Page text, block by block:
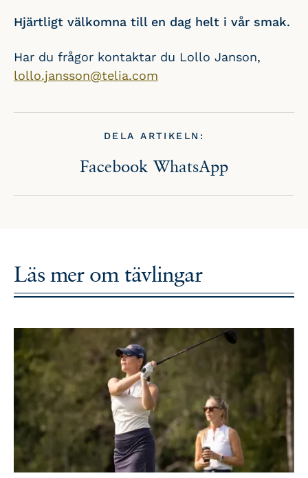
Hjärtligt välkomna till en dag helt i vår smak.
Har du frågor kontaktar du Lollo Janson,
lollo.jansson@telia.com
DELA ARTIKELN:
Facebook WhatsApp
Läs mer om tävlingar